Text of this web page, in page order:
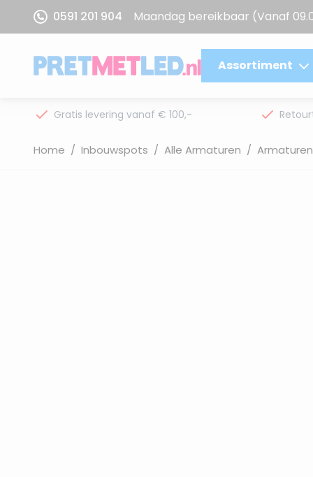
Ga naar de inhoud
0591 201 904 Maandag bereikbaar (Vanaf
Assortiment
Gratis levering vanaf € 100,-
Home / Inbouwspots / Alle Armaturen / Armaturen